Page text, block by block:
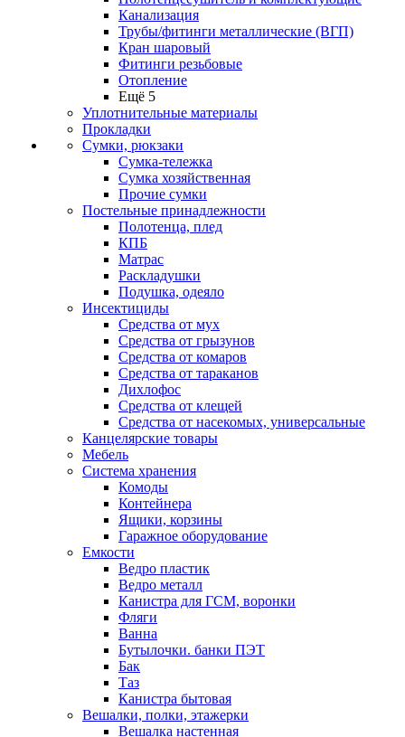
Канализация
Трубы/фитинги металлические (ВГП)
Кран шаровый
Фитинги резьбовые
Отопление
Ещё 5
Уплотнительные материалы
Прокладки
Сумки, рюкзаки
Сумка-тележка
Сумка хозяйственная
Прочие сумки
Постельные принадлежности
Полотенца, плед
КПБ
Матрас
Раскладушки
Подушка, одеяло
Инсектициды
Средства от мух
Средства от грызунов
Средства от комаров
Средства от тараканов
Дихлофос
Средства от клещей
Средства от насекомых, универсальные
Канцелярские товары
Мебель
Система хранения
Комоды
Контейнера
Ящики, корзины
Гаражное оборудование
Емкости
Ведро пластик
Ведро металл
Канистра для ГСМ, воронки
Фляги
Ванна
Бутылочки. банки ПЭТ
Бак
Таз
Канистра бытовая
Вешалки, полки, этажерки
Вешалка настенная